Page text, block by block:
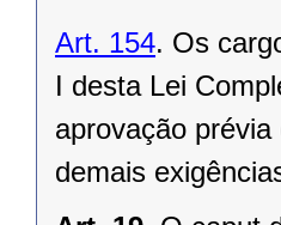
Art. 154. Os
I desta Lei
aprovação
demais